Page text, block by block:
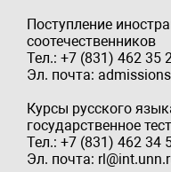
Поступление
соотечественников
Тел.: +7 (831) 462 35
Эл. почта:
Курсы русского
государственное
Тел.: +7 (831) 462 34
Эл. почта: